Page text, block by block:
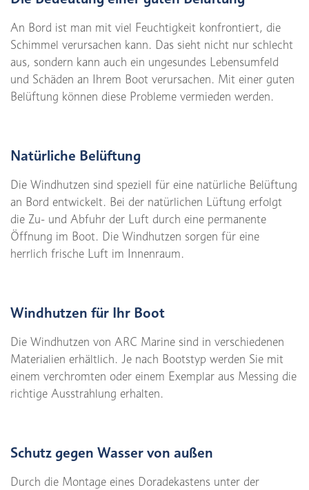
An Bord ist man mit viel Feuchtigkeit konfrontiert, die
Schimmel verursachen kann. Das sieht nicht nur schlecht
aus, sondern kann auch ein ungesundes Lebensumfeld
und Schäden an Ihrem Boot verursachen. Mit einer guten
Belüftung können diese Probleme vermieden werden.
Natürliche Belüftung
Die Windhutzen sind speziell für eine natürliche Belüftung
an Bord entwickelt. Bei der natürlichen Lüftung erfolgt
die Zu- und Abfuhr der Luft durch eine permanente
Öffnung im Boot. Die Windhutzen sorgen für eine
herrlich frische Luft im Innenraum.
Windhutzen für Ihr Boot
Die Windhutzen von ARC Marine sind in verschiedenen
Materialien erhältlich. Je nach Bootstyp werden Sie mit
einem verchromten oder einem Exemplar aus Messing die
richtige Ausstrahlung erhalten.
Schutz gegen Wasser von außen
Durch die Montage eines Doradekastens unter der